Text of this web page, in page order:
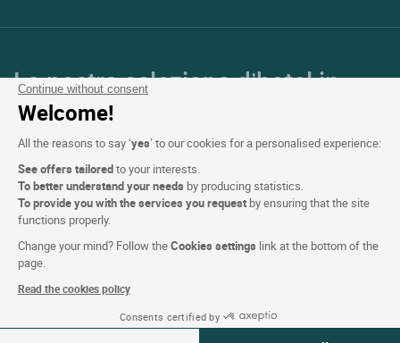
Continue without consent
Welcome!
All the reasons to say ‘yes’ to our cookies for a personalised experience:
See offers tailoredto your interests.
To better understand your needs by producing statistics.
To provide you with the services you request by ensuring that the site
functions properly.
Change your mind? Follow theCookies settings link at the bottom of the
page.
Read the cookies policy
Consents certified by
Vedi disponibilità
La nostra selezione d’hotel in
Francia e in Europa
Top Paesi
Top Regioni
Top Città
Top Hotel